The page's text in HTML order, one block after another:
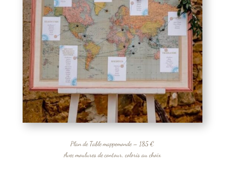
Plan de Table mappemonde – 185 €
Avec moulures de contour, coloris au choix